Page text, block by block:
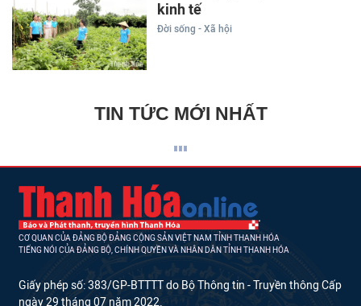
kinh tế
Đời sống - Xã hội
TIN TỨC MỚI NHẤT
CƠ QUAN CỦA ĐẢNG BỘ ĐẢNG CỘNG SẢN VIỆT NAM TỈNH THANH HÓA
TIẾNG NÓI CỦA ĐẢNG BỘ, CHÍNH QUYỀN VÀ NHÂN DÂN TỈNH THANH HÓA
Giấy phép số: 383/GP-BTTTT do Bộ Thông tin - Truyền thông Cấp
ngày 29 tháng 07 năm 2022.